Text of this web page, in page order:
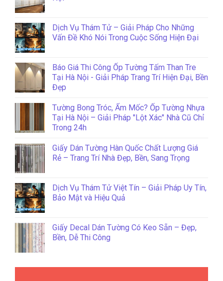
Dịch Vụ Thám Tử – Giải Pháp Cho Những
Vấn Đề Khó Nói Trong Cuộc Sống Hiện Đại
Báo Giá Thi Công Ốp Tường Tấm Than Tre
Tại Hà Nội - Giải Pháp Trang Trí Hiện Đại, Bền
Đẹp
Tường Bong Tróc, Ẩm Mốc? Ốp Tường Nhựa
Tại Hà Nội – Giải Pháp "Lột Xác" Nhà Cũ Chỉ
Trong 24h
Giấy Dán Tường Hàn Quốc Chất Lượng Giá
Rẻ – Trang Trí Nhà Đẹp, Bền, Sang Trọng
Dịch Vụ Thám Tử Việt Tín – Giải Pháp Uy Tín,
Bảo Mật và Hiệu Quả
Giấy Decal Dán Tường Có Keo Sẵn – Đẹp,
Bền, Dễ Thi Công